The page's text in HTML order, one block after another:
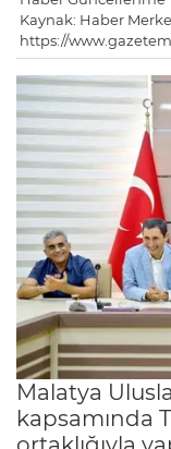
Kaynak: Haber
https://
Malatya
kapsamında